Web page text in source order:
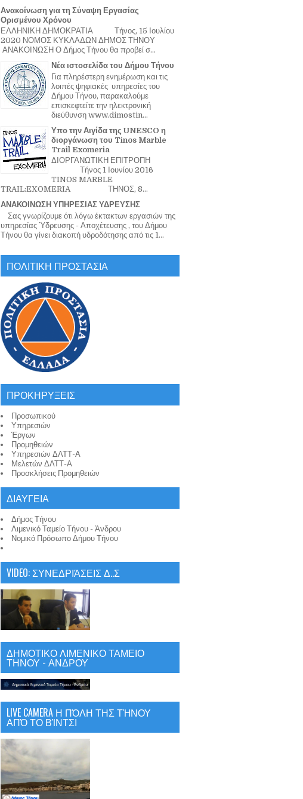
Ανακοίνωση για τη Σύναψη Εργασίας
Ορισμένου Χρόνου
ΕΛΛΗΝΙΚΗ ΔΗΜΟΚΡΑΤΙΑ Τήνος, 15 Ιουλίου
2020 ΝΟΜΟΣ ΚΥΚΛΑΔΩΝ ΔΗΜΟΣ ΤΗΝΟΥ
ΑΝΑΚΟΙΝΩΣΗ Ο Δήμος Τήνου θα προβεί σ...
Νέα ιστοσελίδα του Δήμου Τήνου
Για πληρέστερη ενημέρωση και τις
λοιπές ψηφιακές υπηρεσίες του
Δήμου Τήνου, παρακαλούμε
επισκεφτείτε την ηλεκτρονική
διεύθυνση www.dimostin...
Υπο την Αιγίδα της UNESCO η
διοργάνωση του Tinos Marble
Trail Exomeria
ΔΙΟΡΓΑΝΩΤΙΚΗ ΕΠΙΤΡΟΠΗ
Τήνος 1 Ιουνίου 2016
TINOS MARBLE
TRAIL:EXOMERIA ΤΗΝΟΣ, 8...
ΑΝΑΚΟΙΝΩΣΗ ΥΠΗΡΕΣΙΑΣ ΥΔΡΕΥΣΗΣ
Σας γνωρίζουμε ότι λόγω έκτακτων εργασιών της
υπηρεσίας Ύδρευσης - Αποχέτευσης , του Δήμου
Τήνου θα γίνει διακοπή υδροδότησης από τις 1...
ΠΟΛΙΤΙΚΗ ΠΡΟΣΤΑΣΙΑ
ΠΡΟΚΗΡΥΞΕΙΣ
Προσωπικού
Υπηρεσιών
Έργων
Προμηθειών
Υπηρεσιών ΔΛΤΤ-Α
Μελετών ΔΛΤΤ-Α
Προσκλήσεις Προμηθειών
ΔΙΑΥΓΕΙΑ
Δήμος Τήνου
Λιμενικό Ταμείο Τήνου - Άνδρου
Νομικό Πρόσωπο Δήμου Τήνου
VIDEO: ΣΥΝΕΔΡΙΆΣΕΙΣ Δ..Σ
ΔΗΜΟΤΙΚΟ ΛΙΜΕΝΙΚΟ ΤΑΜΕΙΟ
ΤΗΝΟΥ - ΑΝΔΡΟΥ
LIVE CAMERA Η ΠΌΛΗ ΤΗΣ ΤΉΝΟΥ
ΑΠΌ ΤΟ ΒΊΝΤΣΙ